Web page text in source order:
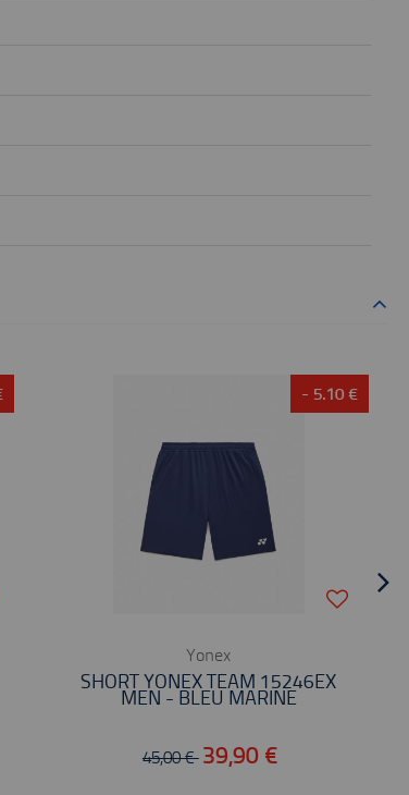
- 5.10 €
Yonex
SHORT YONEX TEAM 15246EX
MEN - BLEU MARINE
45,00 € 39,90 €